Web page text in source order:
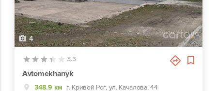
4
3.3
Avtomekhanyk
348.9 км г. Кривой Рог, ул. Качалова, 44